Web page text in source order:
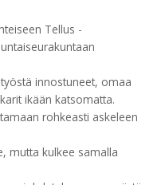
Tellus -
innostuneet, omaa
ikään katsomatta.
rohkeasti askeleen
mutta kulkee samalla